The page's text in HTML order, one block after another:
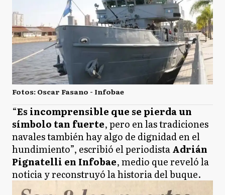
Fotos: Oscar Fasano - Infobae
“Es incomprensible que se pierda un
símbolo tan fuerte, pero en las tradiciones
navales también hay algo de dignidad en el
hundimiento”, escribió el periodistaAdrián
Pignatelli en Infobae, medio que reveló la
noticia y reconstruyó la historia del buque.